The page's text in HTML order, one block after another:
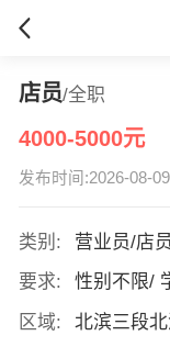
店员/全职
4000-5000元
发布时间:2026-08-09
类别:
营业员/店员
要求:
性别不限/
区域:
北滨三段